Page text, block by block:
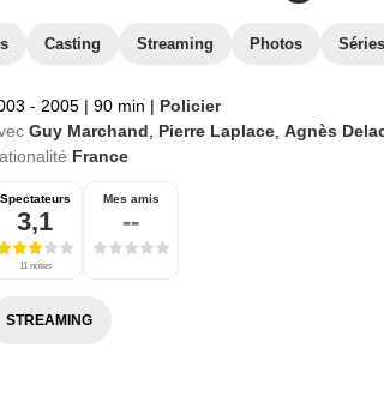
Casting Streaming Photos
- 2005 | 90 min | Policier
Guy Marchand Pierre Laplace Agnès
France
Spectateurs
3,1
11 notes
Mes amis
--
STREAMING